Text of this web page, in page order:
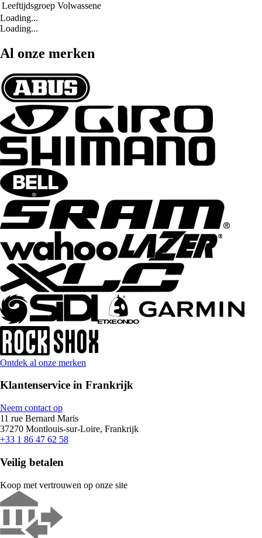
Leeftijdsgroep Volwassene
Loading...
Loading...
Al onze merken
Ontdek al onze merken
Klantenservice in Frankrijk
Neem contact op
11 rue Bernard Maris
37270 Montlouis-sur-Loire, Frankrijk
+33 1 86 47 62 58
Veilig betalen
Koop met vertrouwen op onze site